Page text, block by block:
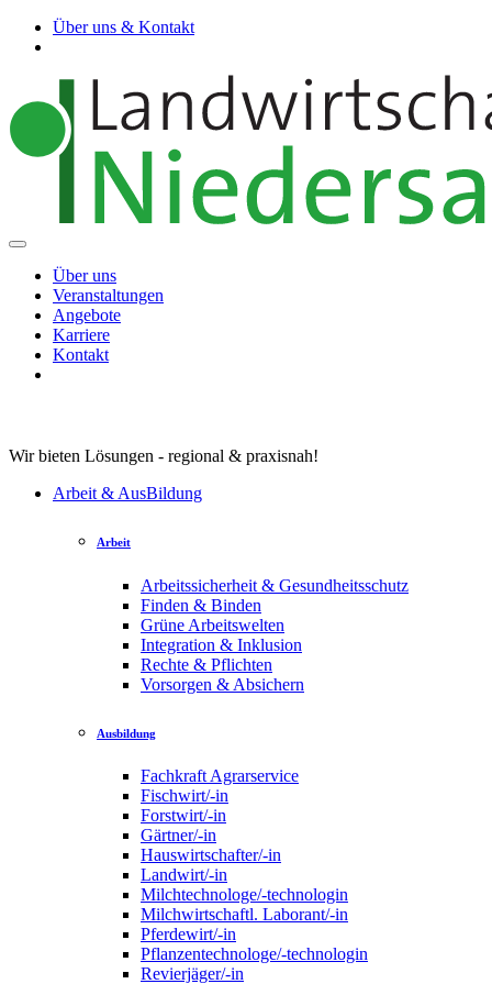
Über uns & Kontakt
Über uns
Veranstaltungen
Angebote
Karriere
Kontakt
Wir bieten Lösungen - regional & praxisnah!
Arbeit & AusBildung
Arbeit
Arbeitssicherheit & Gesundheitsschutz
Finden & Binden
Grüne Arbeitswelten
Integration & Inklusion
Rechte & Pflichten
Vorsorgen & Absichern
Ausbildung
Fachkraft Agrarservice
Fischwirt/-in
Forstwirt/-in
Gärtner/-in
Hauswirtschafter/-in
Landwirt/-in
Milchtechnologe/-technologin
Milchwirtschaftl. Laborant/-in
Pferdewirt/-in
Pflanzentechnologe/-technologin
Revierjäger/-in